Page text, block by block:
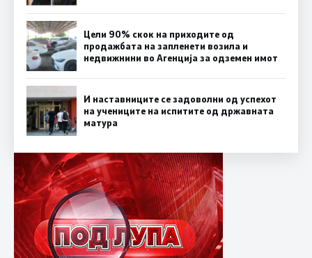
Цели 90% скок на приходите од
продажбата на запленети возила и
недвижнини во Агенција за одземен имот
И наставниците се задоволни од успехот
на учениците на испитите од државната
матура